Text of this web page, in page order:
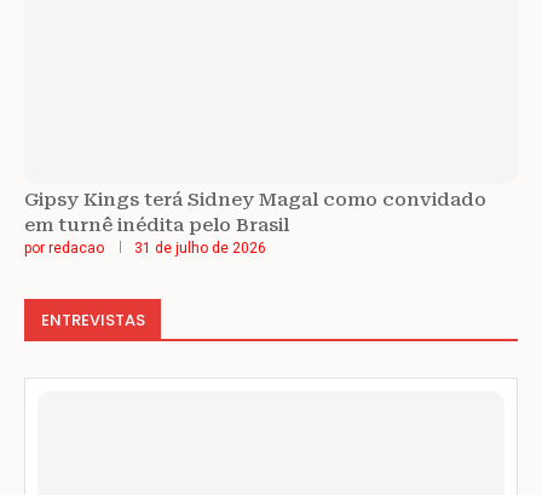
Gipsy Kings terá Sidney Magal como convidado
em turnê inédita pelo Brasil
por redacao 31 de julho de 2026
ENTREVISTAS